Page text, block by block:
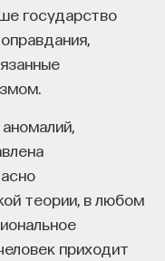
государство
теории, в любом
приходит